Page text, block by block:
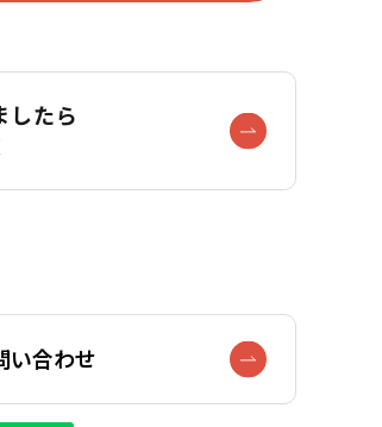
したら
い合わせ